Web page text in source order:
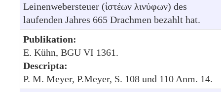
Leinenwebersteuer (ἰστέων λινύφων) des
laufenden Jahres 665 Drachmen bezahlt hat.
Publikation:
E. Kühn, BGU VI 1361.
Descripta:
P. M. Meyer, P.Meyer, S. 108 und 110 Anm. 14.